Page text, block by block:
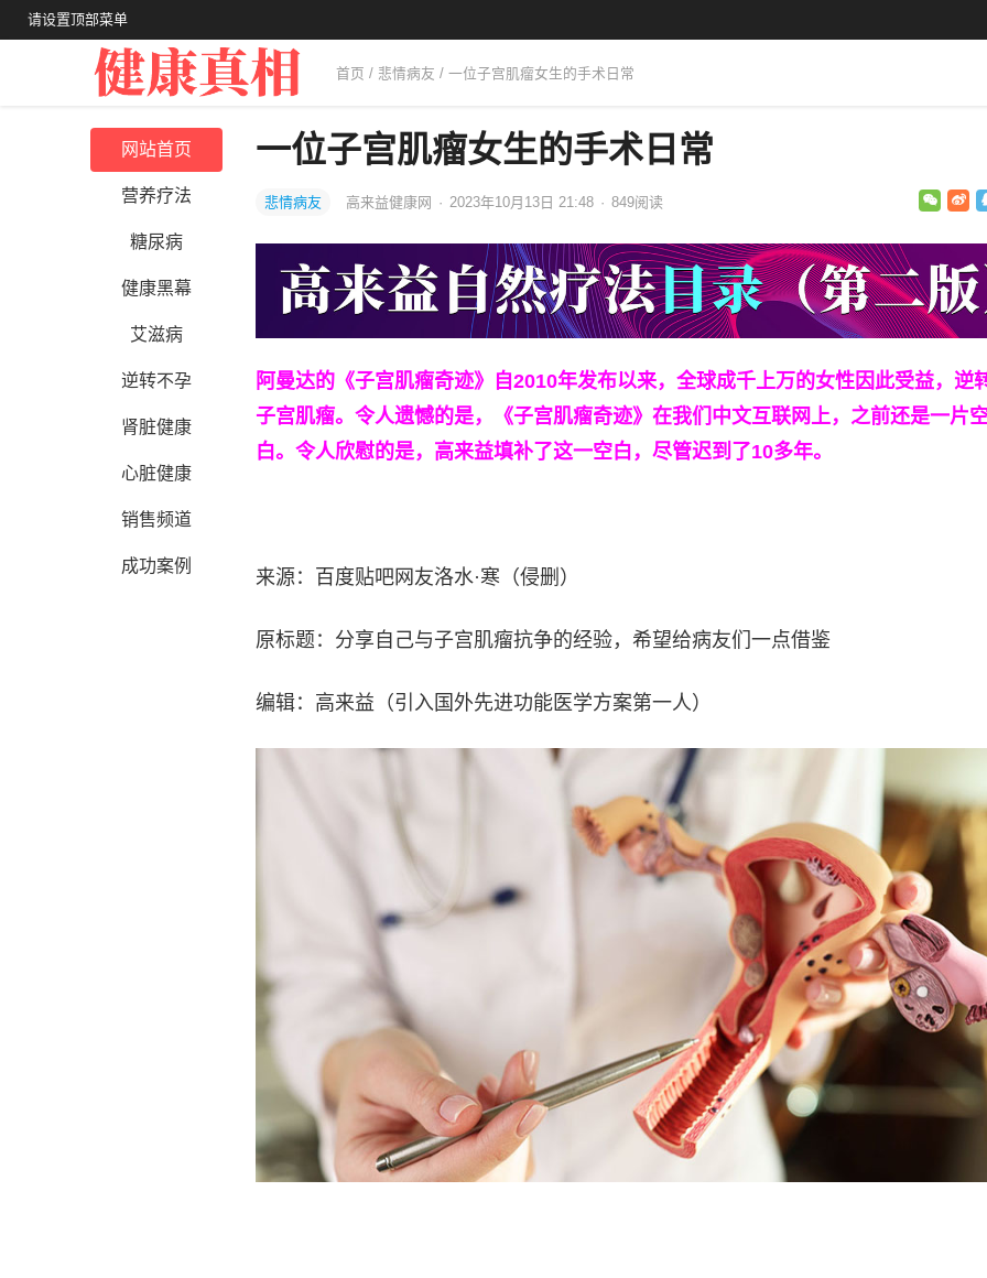
请设置顶部菜单
首页 / 悲情病友 / 一位子宫肌瘤女生的手术日常
网站首页
营养疗法
糖尿病
健康黑幕
艾滋病
逆转不孕
肾脏健康
心脏健康
销售频道
成功案例
一位子宫肌瘤女生的手术日常
悲情病友 高来益健康网 · 2023年10月13日 21:48 · 849阅读
阿曼达的《子宫肌瘤奇迹》自2010年发布以来，全球成千上万的女性因此受益，逆
子宫肌瘤。令人遗憾的是，《子宫肌瘤奇迹》在我们中文互联网上，之前还是一片
白。令人欣慰的是，高来益填补了这一空白，尽管迟到了10多年。
来源：百度贴吧网友洛水·寒（侵删）
原标题：分享自己与子宫肌瘤抗争的经验，希望给病友们一点借鉴
编辑：高来益（引入国外先进功能医学方案第一人）